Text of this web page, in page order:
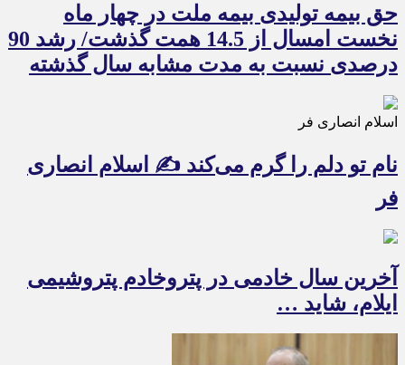
حق بیمه تولیدی بیمه ملت در چهار ماه
نخست امسال از 14.5 همت گذشت/ رشد 90
درصدی نسبت به مدت مشابه سال گذشته
اسلام انصاری فر
نام تو دلم را گرم می‌کند ✍️ اسلام انصاری
فر
آخرین سال خادمی در پتروخادم پتروشیمی
ایلام، شاید …